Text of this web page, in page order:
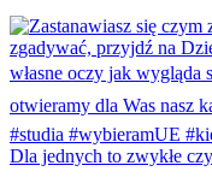
Dla jednych to zwykłe